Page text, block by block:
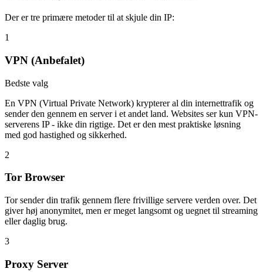
Der er tre primære metoder til at skjule din IP:
1
VPN (Anbefalet)
Bedste valg
En VPN (Virtual Private Network) krypterer al din internettrafik og
sender den gennem en server i et andet land. Websites ser kun VPN-
serverens IP - ikke din rigtige. Det er den mest praktiske løsning
med god hastighed og sikkerhed.
2
Tor Browser
Tor sender din trafik gennem flere frivillige servere verden over. Det
giver høj anonymitet, men er meget langsomt og uegnet til streaming
eller daglig brug.
3
Proxy Server